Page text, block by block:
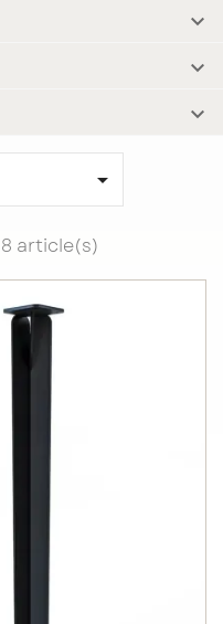




article(s)